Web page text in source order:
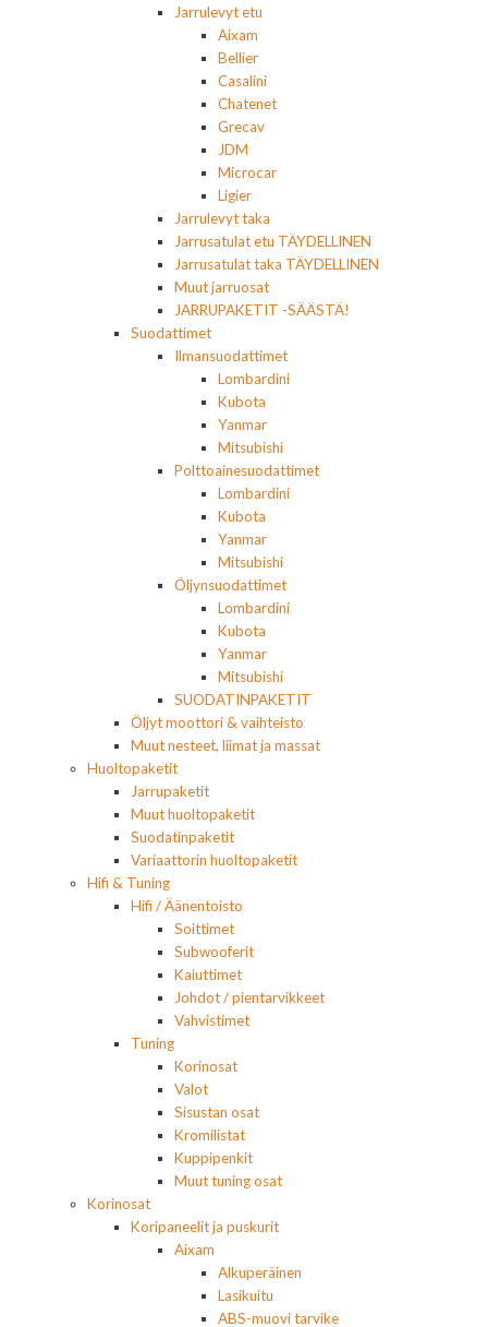
Jarrulevyt etu
Aixam
Bellier
Casalini
Chatenet
Grecav
JDM
Microcar
Ligier
Jarrulevyt taka
Jarrusatulat etu TÄYDELLINEN
Jarrusatulat taka TÄYDELLINEN
Muut jarruosat
JARRUPAKETIT -SÄÄSTÄ!
Suodattimet
Ilmansuodattimet
Lombardini
Kubota
Yanmar
Mitsubishi
Polttoainesuodattimet
Lombardini
Kubota
Yanmar
Mitsubishi
Öljynsuodattimet
Lombardini
Kubota
Yanmar
Mitsubishi
SUODATINPAKETIT
Öljyt moottori & vaihteisto
Muut nesteet, liimat ja massat
Huoltopaketit
Jarrupaketit
Muut huoltopaketit
Suodatinpaketit
Variaattorin huoltopaketit
Hifi & Tuning
Hifi / Äänentoisto
Soittimet
Subwooferit
Kaiuttimet
Johdot / pientarvikkeet
Vahvistimet
Tuning
Korinosat
Valot
Sisustan osat
Kromilistat
Kuppipenkit
Muut tuning osat
Korinosat
Koripaneelit ja puskurit
Aixam
Alkuperäinen
Lasikuitu
ABS-muovi tarvike